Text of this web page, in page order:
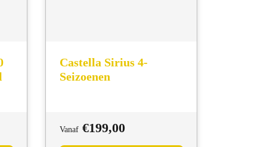
Castella Sirius 4-
Seizoenen
Vanaf €199,00